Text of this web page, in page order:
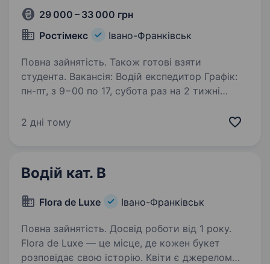
29 000 – 33 000 грн
Ростімекс
Івано-Франківськ
Повна зайнятість. Також готові взяти
студента. Вакансія: Водій експедитор Графік:
пн-пт, з 9−00 по 17, субота раз на 2 тижні
Франківськ Компанія «Ростімекс» шукає
2 дні тому
Водій кат. В
Flora de Luxe Івано-Франківськ
Повна зайнятість. Досвід роботи від 1 року.
Flora de Luxe — це місце, де кожен букет
розповідає свою історію. Квіти є джерелом